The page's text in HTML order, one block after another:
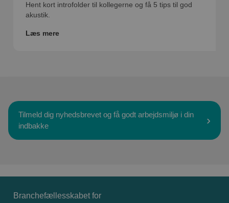
Hent kort introfolder til kollegerne og få 5 tips til god
akustik.
Læs mere
Tilmeld dig nyhedsbrevet og få godt arbejdsmiljø i din
indbakke
Branchefællesskabet for